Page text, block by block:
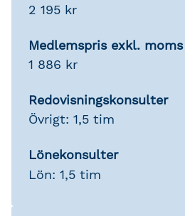
2 195 kr
Medlemspris exkl. moms
1 886 kr
Redovisningskonsulter
Övrigt: 1,5 tim
Lönekonsulter
Lön: 1,5 tim